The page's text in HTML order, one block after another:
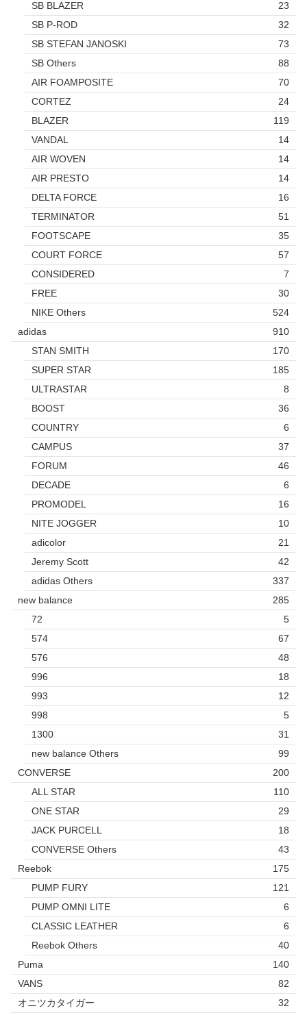
SB BLAZER
23
SB P-ROD
32
SB STEFAN JANOSKI
73
SB Others
88
AIR FOAMPOSITE
70
CORTEZ
24
BLAZER
119
VANDAL
14
AIR WOVEN
14
AIR PRESTO
14
DELTA FORCE
16
TERMINATOR
51
FOOTSCAPE
35
COURT FORCE
57
CONSIDERED
7
FREE
30
NIKE Others
524
adidas
910
STAN SMITH
170
SUPER STAR
185
ULTRASTAR
8
BOOST
36
COUNTRY
6
CAMPUS
37
FORUM
46
DECADE
6
PROMODEL
16
NITE JOGGER
10
adicolor
21
Jeremy Scott
42
adidas Others
337
new balance
285
72
5
574
67
576
48
996
18
993
12
998
5
1300
31
new balance Others
99
CONVERSE
200
ALL STAR
110
ONE STAR
29
JACK PURCELL
18
CONVERSE Others
43
Reebok
175
PUMP FURY
121
PUMP OMNI LITE
6
CLASSIC LEATHER
6
Reebok Others
40
Puma
140
VANS
82
オニツカタイガー
32